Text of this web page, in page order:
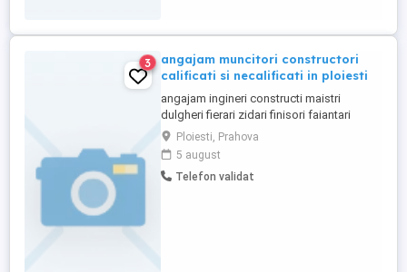
3
angajam muncitori constructori
calificati si necalificati in ploiesti
angajam ingineri constructi maistri
dulgheri fierari zidari finisori faiantari
instalatori electricieni
Ploiesti, Prahova
5 august
Telefon validat